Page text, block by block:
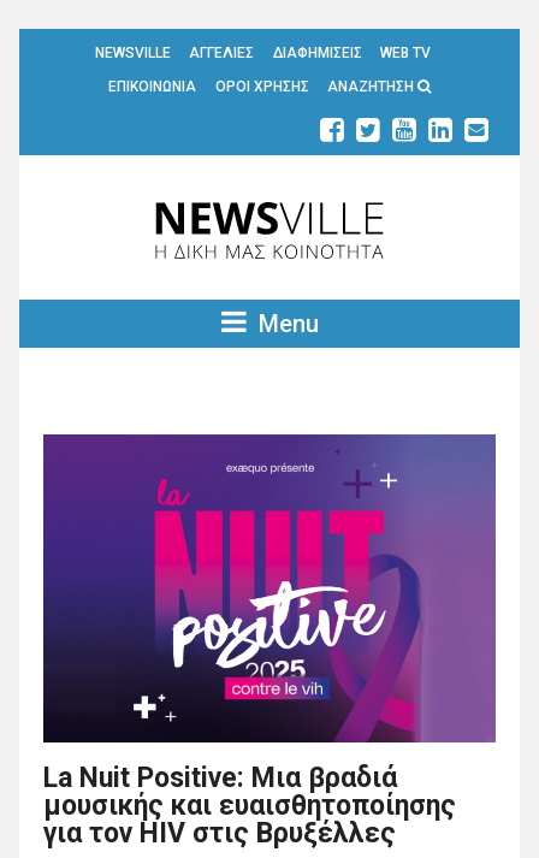
NEWSVILLE ΑΓΓΕΛΙΕΣ ΔΙΑΦΗΜΙΣΕΙΣ
WEB TV
ΕΠΙΚΟΙΝΩΝΙΑ
ΟΡΟΙ ΧΡΗΣΗΣ ΑΝΑΖΗΤΗΣΗ
Menu
La Nuit Positive: Μια βραδιά
μουσικής και ευαισθητοποίησης
για τον HIV στις Βρυξέλλες